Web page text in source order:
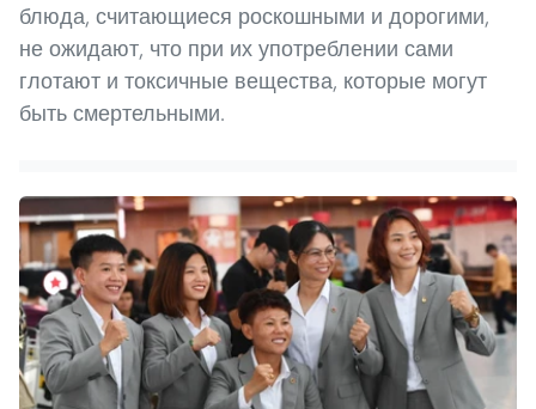
блюда, считающиеся роскошными и дорогими,
не ожидают, что при их употреблении сами
глотают и токсичные вещества, которые могут
быть смертельными.